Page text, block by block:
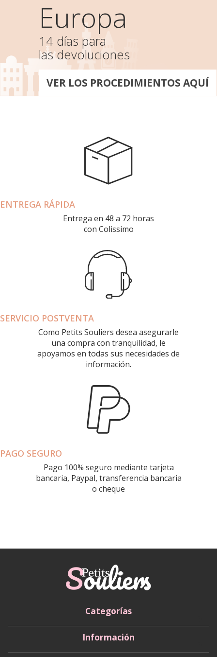
Europa
14 días para
las devoluciones
VER LOS PROCEDIMIENTOS AQUÍ
ENTREGA RÁPIDA
Entrega en 48 a 72 horas
con Colissimo
SERVICIO POSTVENTA
Como Petits Souliers desea asegurarle
una compra con tranquilidad, le
apoyamos en todas sus necesidades de
información.
PAGO SEGURO
Pago 100% seguro mediante tarjeta
bancaria, Paypal, transferencia bancaria
o cheque
Categorías
Información